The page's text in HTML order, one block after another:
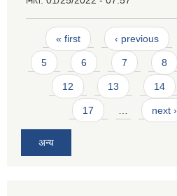
Pages
« first ‹ previous
5 6 7 8
12 13 14
17 next ›
अन्य